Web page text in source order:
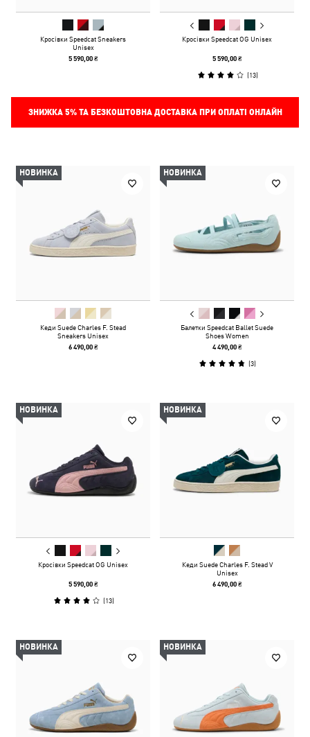
Кросівки Speedcat Sneakers
Unisex
5 590,00 ₴
Кросівки Speedcat OG Unisex
5 590,00 ₴
(13)
ЗНИЖКА 5%ТА БЕЗКОШТОВНА ДОСТАВКА ПРИ ОПЛАТІ ОНЛАЙН
НОВИНКА
Кеди Suede Charles F. Stead
Sneakers Unisex
6 490,00 ₴
НОВИНКА
Балетки Speedcat Ballet Suede
Shoes Women
4 490,00 ₴
(3)
НОВИНКА
Кросівки Speedcat OG Unisex
5 590,00 ₴
(13)
НОВИНКА
Кеди Suede Charles F. Stead V
Unisex
6 490,00 ₴
НОВИНКА НОВИНКА